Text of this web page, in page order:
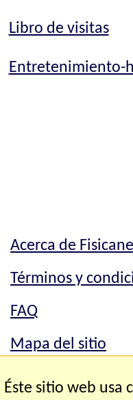
Libro de visitas
Entretenimiento-
Acerca de
Términos y
FAQ
Mapa del sitio
Mapa del sitio
Éste sitio web usa